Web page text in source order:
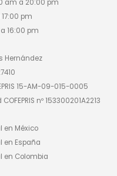
am a 20:00 pm
pm
16:00 pm
Hernández
15-AM-09-015-0005
nº 153300201A2213
en México
en España
en Colombia